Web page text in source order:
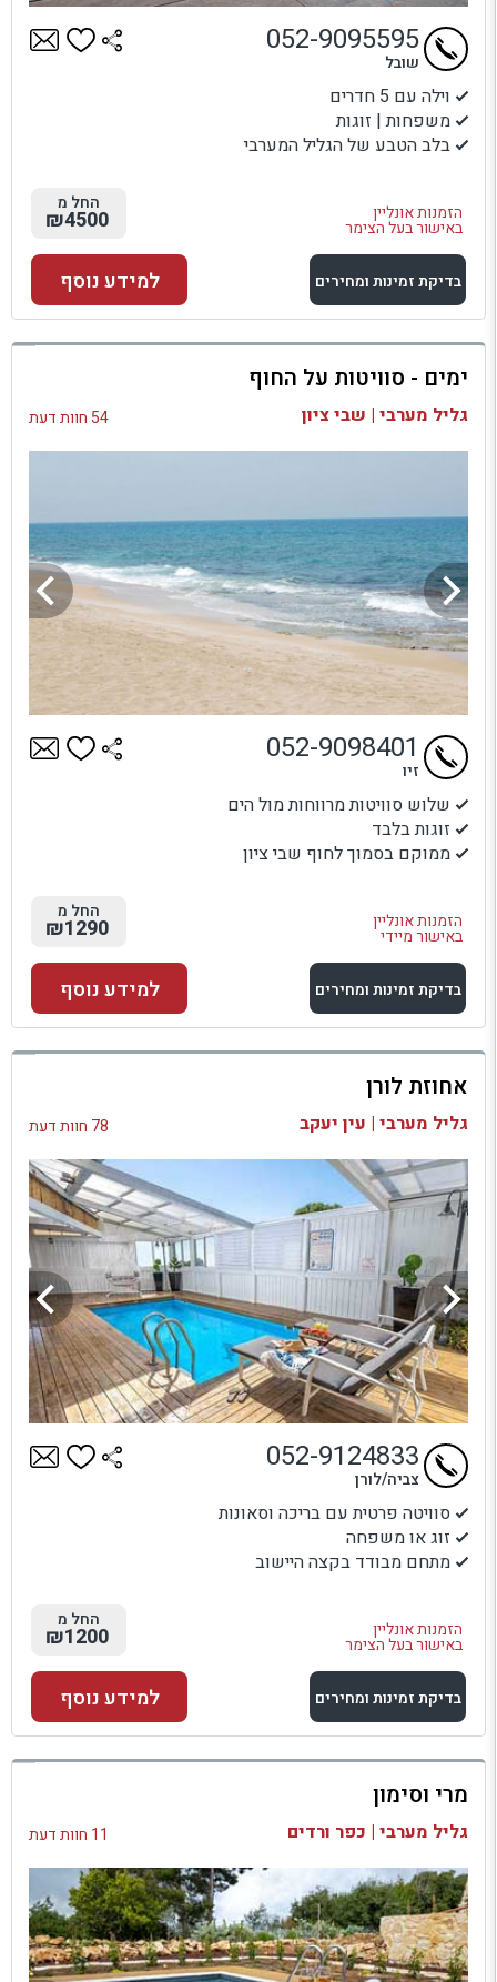
וילה עם 5 חדרים
משפחות | זוגות
בלב הטבע של הגליל המערבי
הזמנות אונליין
באישור בעל הצימר
052-9095595
שובל
החל מ
₪4500
בדיקת זמינות ומחירים
למתחם זה
בדיקת זמינות ומחירים
למידע נוסף
ימים - סוויטות על החוף
גליל מערבי | שבי ציון 54 חוות דעת
שלוש סוויטות מרווחות מול הים
זוגות בלבד
ממוקם בסמוך לחוף שבי ציון
הזמנות אונליין
באישור מיידי
052-9098401
זיו
החל מ
₪1290
בדיקת זמינות ומחירים
למתחם זה
בדיקת זמינות ומחירים
למידע נוסף
אחוזת לורן
גליל מערבי | עין יעקב 78 חוות דעת
סוויטה פרטית עם בריכה וסאונות
זוג או משפחה
מתחם מבודד בקצה היישוב
הזמנות אונליין
באישור בעל הצימר
052-9124833
צביה/לורן
החל מ
₪1200
בדיקת זמינות ומחירים
למתחם זה
בדיקת זמינות ומחירים
למידע נוסף
מרי וסימון
גליל מערבי | כפר ורדים 11 חוות דעת